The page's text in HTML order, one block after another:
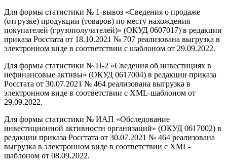
Для формы статистики № 1-вывоз «Сведения о продаже
(отгрузке) продукции (товаров) по месту нахождения
покупателей (грузополучателей)» (ОКУД 0607017) в редакции
приказа Росстата от 18.10.2021 № 707 реализована выгрузка в
электронном виде в соответствии с шаблоном от 29.09.2022.
Для формы статистики № П-2 «Сведения об инвестициях в
нефинансовые активы» (ОКУД 0617004) в редакции приказа
Росстата от 30.07.2021 № 464 реализована выгрузка в
электронном виде в соответствии с XML-шаблоном от
29.09.2022.
Для формы статистики № ИАП «Обследование
инвестиционной активности организаций» (ОКУД 0617002) в
редакции приказа Росстата от 30.07.2021 № 464 реализована
выгрузка в электронном виде в соответствии с XML-
шаблоном от 08.09.2022.